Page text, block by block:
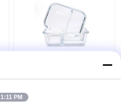
cuenco de
almacenamiento de
1:11 PM